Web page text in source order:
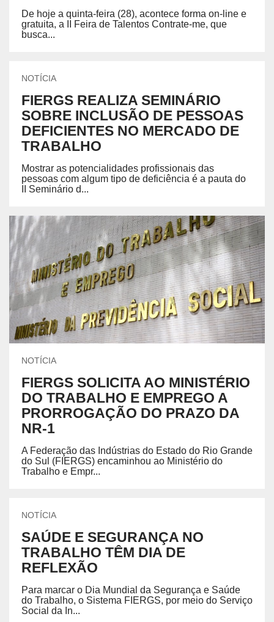
De hoje a quinta-feira (28), acontece forma on-line e
gratuita, a II Feira de Talentos Contrate-me, que
busca...
NOTÍCIA
FIERGS REALIZA SEMINÁRIO
SOBRE INCLUSÃO DE PESSOAS
DEFICIENTES NO MERCADO DE
TRABALHO
Mostrar as potencialidades profissionais das
pessoas com algum tipo de deficiência é a pauta do
II Seminário d...
NOTÍCIA
FIERGS SOLICITA AO MINISTÉRIO
DO TRABALHO E EMPREGO A
PRORROGAÇÃO DO PRAZO DA
NR-1
A Federação das Indústrias do Estado do Rio Grande
do Sul (FIERGS) encaminhou ao Ministério do
Trabalho e Empr...
NOTÍCIA
SAÚDE E SEGURANÇA NO
TRABALHO TÊM DIA DE
REFLEXÃO
Para marcar o Dia Mundial da Segurança e Saúde
do Trabalho, o Sistema FIERGS, por meio do Serviço
Social da In...